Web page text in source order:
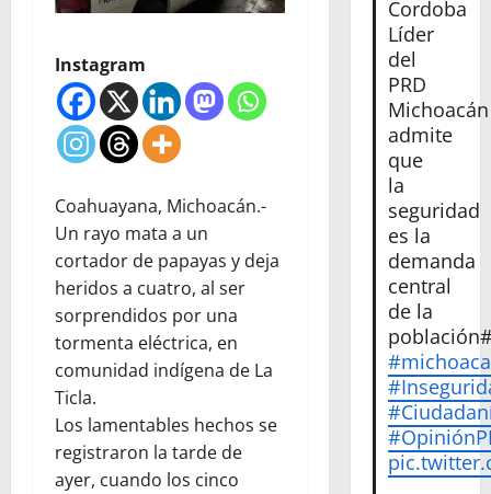
Instagram
Coahuayana, Michoacán.-
Un rayo mata a un
cortador de papayas y deja
heridos a cuatro, al ser
sorprendidos por una
tormenta eléctrica, en
comunidad indígena de La
Ticla.
Los lamentables hechos se
registraron la tarde de
ayer, cuando los cinco
Cordoba
Líder
del
PRD
Michoacán
admite
que
la
seguridad
es la
demanda
central
de la